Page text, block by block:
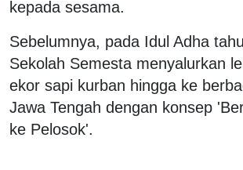
kepada sesama.
Sebelumnya, pada Idul Adha
Sekolah Semesta menyalurkan
ekor sapi kurban hingga ke
Jawa Tengah dengan konsep
ke Pelosok'.